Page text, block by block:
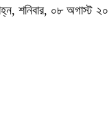
শনিবার, ০৮ অগাস্ট